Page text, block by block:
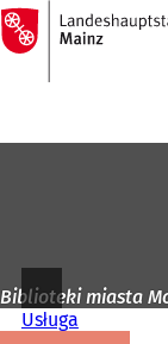
Przejdź do treści
Do
strony
głównej
Biblioteki miasta
Usługa